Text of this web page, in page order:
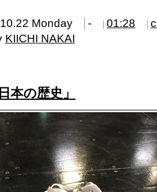
Monday - 01:28
KIICHI NAKAI
本の歴史」